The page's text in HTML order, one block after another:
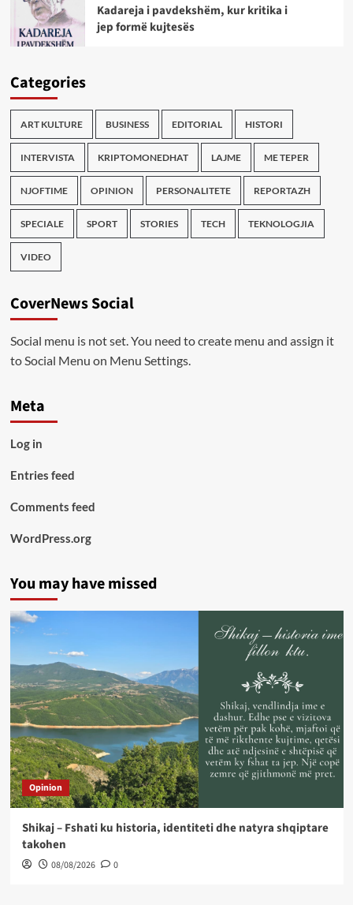
Kadareja i pavdekshëm, kur kritika i
jep formë kujtesës
Categories
ART KULTURE BUSINESS EDITORIAL HISTORI
INTERVISTA KRIPTOMONEDHAT LAJME ME TEPER
NJOFTIME OPINION PERSONALITETE REPORTAZH
SPECIALE SPORT STORIES TECH TEKNOLOGJIA
VIDEO
CoverNews Social
Social menu is not set. You need to create menu and assign it
to Social Menu on Menu Settings.
Meta
Log in
Entries feed
Comments feed
WordPress.org
You may have missed
Opinion
Shikaj – Fshati ku historia, identiteti dhe natyra shqiptare
takohen
08/08/2026 0